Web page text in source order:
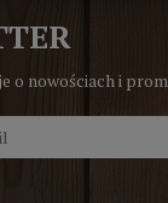
o nowościach i